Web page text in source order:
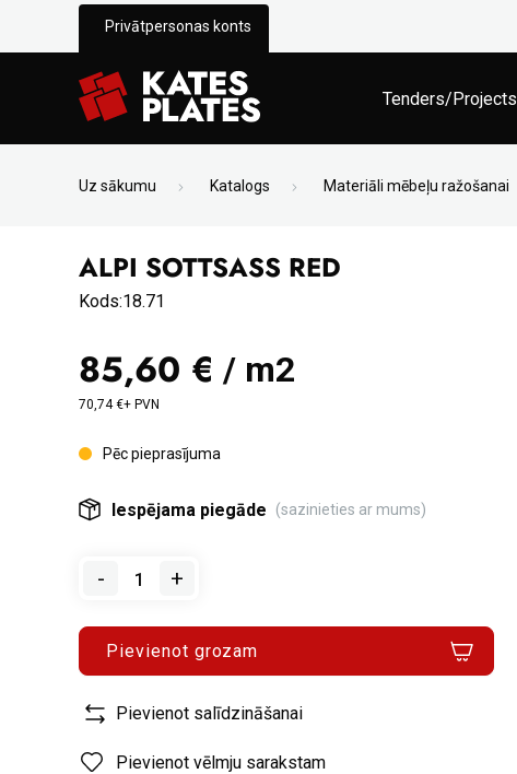
Privātpersonas konts
Tenders/Projects
Uz sākumu Katalogs Materiāli mēbeļu ražošanai
ALPI SOTTSASS RED
Kods:18.71
85,60 € / m2
70,74 €+ PVN
Pēc pieprasījuma
Iespējama piegāde (sazinieties ar mums)
- +
Pievienot grozam
Pievienot salīdzināšanai
Pievienot vēlmju sarakstam